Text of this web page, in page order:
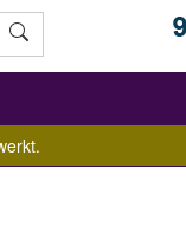
Zoeken